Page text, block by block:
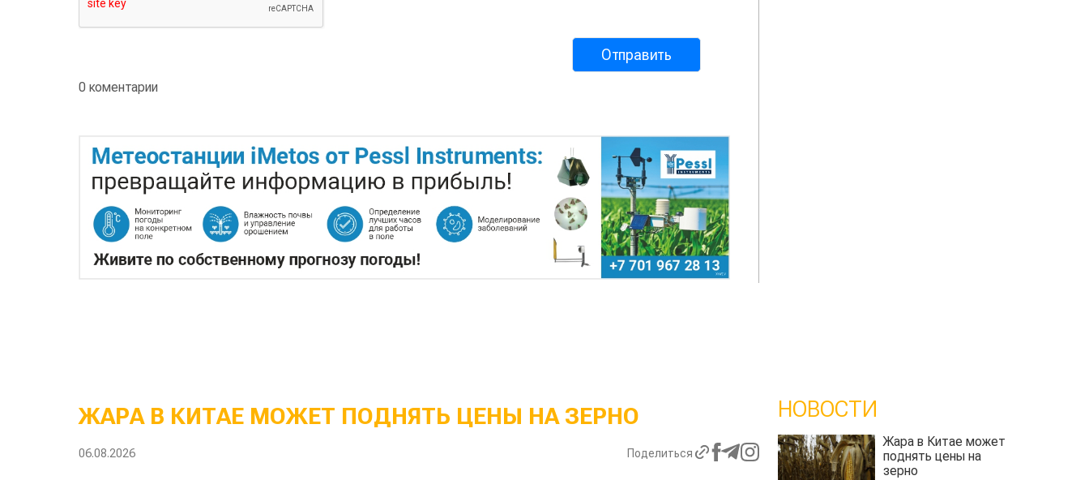
0 коментарии
ЖАРА В КИТАЕ МОЖЕТ ПОДНЯТЬ ЦЕНЫ НА ЗЕРНО
06.08.2026 Поделиться
НОВОСТИ
Жара в Китае может
поднять цены на
зерно